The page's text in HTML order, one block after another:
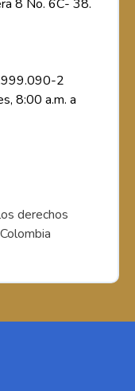
8 No. 6C- 38.
2
8:00 a.m. a
derechos